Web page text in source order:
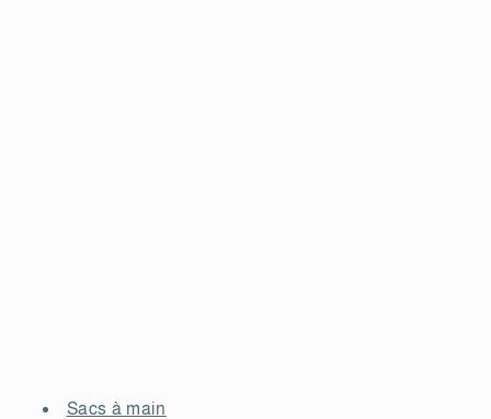
Sacs à main